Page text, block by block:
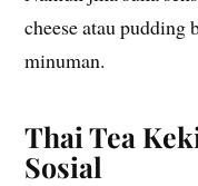
cheese atau pudding
minuman.
Thai Tea
Sosial